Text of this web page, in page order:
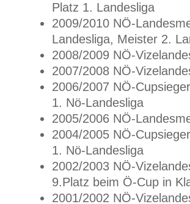
Platz 1. Landesliga
2009/2010 NÖ-
Landesliga, Meister 2.
2008/2009 NÖ-
2007/2008 NÖ-
2006/2007 NÖ-
1. Nö-Landesliga
2005/2006 NÖ-
2004/2005 NÖ-
1. Nö-Landesliga
2002/2003 NÖ-
9.Platz beim Ö-Cup in
2001/2002 NÖ-